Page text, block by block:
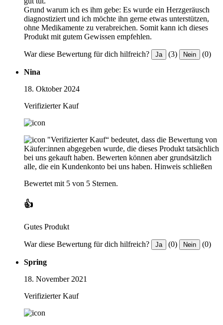
Grund warum ich es ihm gebe: Es wurde ein Herzgeräusch
diagnostiziert und ich möchte ihn gerne etwas unterstützen,
ohne Medikamente zu verabreichen. Somit kann ich dieses
Produkt mit gutem Gewissen empfehlen.
War diese Bewertung für dich hilfreich? Ja (3) Nein (0)
Nina
18. Oktober 2024
Verifizierter Kauf
"Verifizierter Kauf“ bedeutet, dass die Bewertung von
Käufer:innen abgegeben wurde, die dieses Produkt tatsächlich
bei uns gekauft haben. Bewerten können aber grundsätzlich
alle, die ein Kundenkonto bei uns haben. Hinweis schließen
Bewertet mit 5 von 5 Sternen.
👍
Gutes Produkt
War diese Bewertung für dich hilfreich? Ja (0) Nein (0)
Spring
18. November 2021
Verifizierter Kauf